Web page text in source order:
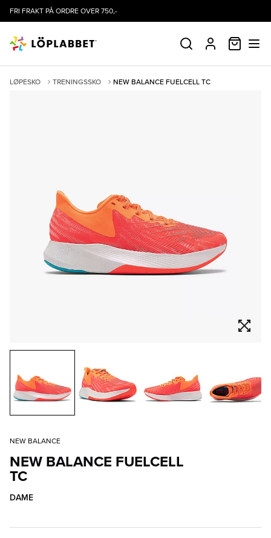
FRI FRAKT PÅ ORDRE OVER 750,-
SØK PROFIL
LØPESKO TRENINGSSKO NEW BALANCE FUELCELL TC
NEW BALANCE
NEW BALANCE FUELCELL
TC
DAME